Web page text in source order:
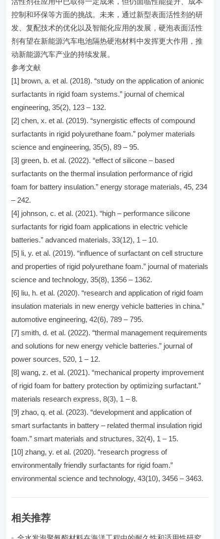
控制和环保等方面的挑战。未来，通过新型表面活性剂的研
发、复配技术的优化以及智能化应用的发展，硬泡表面活性
剂有望在新能源汽车电池隔热硬泡材料中发挥更大作用，推
动新能源汽车产业的持续发展。
参考文献
[1] brown, a. et al. (2018). “study on the application of anionic
surfactants in rigid foam systems.” journal of chemical
engineering, 35(2), 123 – 132.
[2] chen, x. et al. (2019). “synergistic effects of compound
surfactants in rigid polyurethane foam.” polymer materials
science and engineering, 35(5), 89 – 95.
[3] green, b. et al. (2022). “effect of silicone – based
surfactants on the thermal insulation performance of rigid
foam for battery insulation.” energy storage materials, 45, 234
– 242.
[4] johnson, c. et al. (2021). “high – performance silicone
surfactants for rigid foam applications in electric vehicle
batteries.” advanced materials, 33(12), 1 – 10.
[5] li, y. et al. (2019). “influence of surfactant on cell structure
and properties of rigid polyurethane foam.” journal of materials
science and technology, 35(8), 1356 – 1362.
[6] liu, h. et al. (2020). “research and application of rigid foam
insulation materials in new energy vehicle batteries in china.”
automotive engineering, 42(6), 789 – 795.
[7] smith, d. et al. (2022). “thermal management requirements
and solutions for new energy vehicle batteries.” journal of
power sources, 520, 1 – 12.
[8] wang, z. et al. (2021). “mechanical property improvement
of rigid foam for battery protection by optimizing surfactant.”
materials research express, 8(3), 1 – 8.
[9] zhao, q. et al. (2023). “development and application of
smart surfactants in battery – related thermal insulation rigid
foam.” smart materials and structures, 32(4), 1 – 15.
[10] zhang, y. et al. (2020). “research progress of
environmentally friendly surfactants for rigid foam.”
environmental science and technology, 43(10), 3456 – 3463.
相关推荐